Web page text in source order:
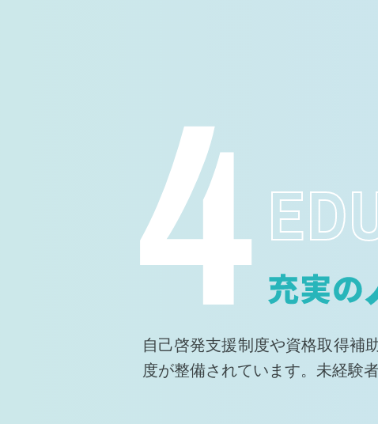
4
自己啓発支援制度や資格取得補
度が整備されています。未経験